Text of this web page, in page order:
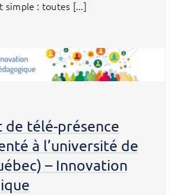
simple : toutes [...]
de télé-présence
à l’université de
– Innovation